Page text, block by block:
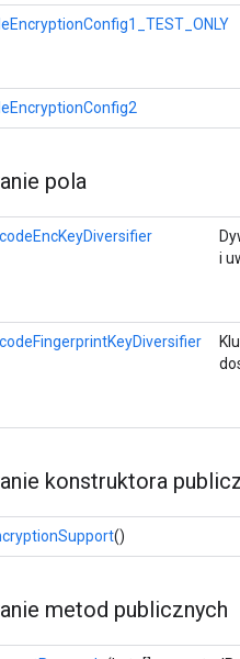
pola
i
konstruktora
()
metod publicznych